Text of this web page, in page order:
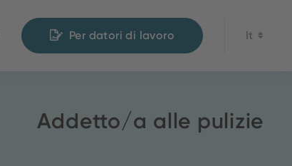
Per datori di lavoro It
Addetto/a alle pulizie